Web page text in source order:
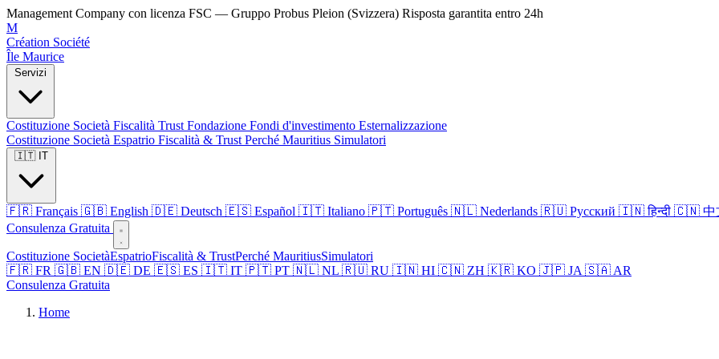
Management Company con licenza FSC — Gruppo Probus Pleion (Svizzera) Risposta garantita entro 24h
M
Création Société
Île Maurice
Costituzione Società Fiscalità Trust Fondazione Fondi d'investimento Esternalizzazione
Costituzione Società Espatrio Fiscalità & Trust Perché Mauritius Simulatori
🇫🇷 Français 🇬🇧 English 🇩🇪 Deutsch 🇪🇸 Español 🇮🇹 Italiano 🇵🇹 Português 🇳🇱 Nederlands 🇷🇺 Русский 🇮🇳 हिन्दी 🇨🇳 中
Consulenza Gratuita
Costituzione SocietàEspatrioFiscalità & TrustPerché MauritiusSimulatori
🇫🇷 FR 🇬🇧 EN 🇩🇪 DE 🇪🇸 ES 🇮🇹 IT 🇵🇹 PT 🇳🇱 NL 🇷🇺 RU 🇮🇳 HI 🇨🇳 ZH 🇰🇷 KO 🇯🇵 JA 🇸🇦 AR
Consulenza Gratuita
Home